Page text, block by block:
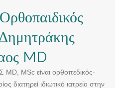
MD
MSc είναι ορθοπεδικός-
διατηρεί ιδιωτικό ιατρείο στην